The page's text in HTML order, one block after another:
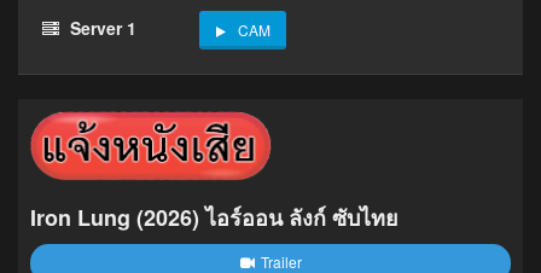
Server 1 CAM
Iron Lung (2026) ไอร์ออน ลังก์ ซับไทย
Trailer